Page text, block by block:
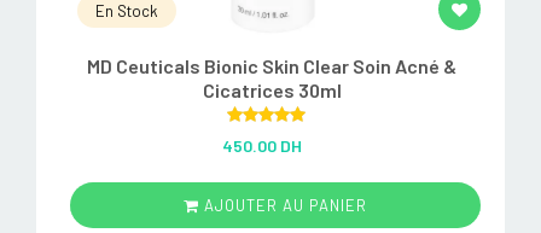
En Stock
MD Ceuticals Bionic Skin Clear Soin Acné &
Cicatrices 30ml
out of 5
450.00 DH
AJOUTER AU PANIER